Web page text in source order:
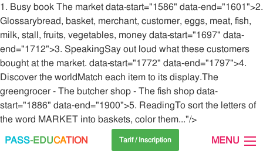
1. Busy book The market data-start="1586" data-end="1601">2.
Glossarybread, basket, merchant, customer, eggs, meat, fish,
milk, stall, fruits, vegetables, money data-start="1697" data-
end="1712">3. SpeakingSay out loud what these customers
bought at the market. data-start="1772" data-end="1797">4.
Discover the worldMatch each item to its display.The
greengrocer - The butcher shop - The fish shop data-
start="1886" data-end="1900">5. ReadingTo sort the letters of
the word MARKET into baskets, color them..."/>
PASS-EDUCATION Tarif / Inscription MENU